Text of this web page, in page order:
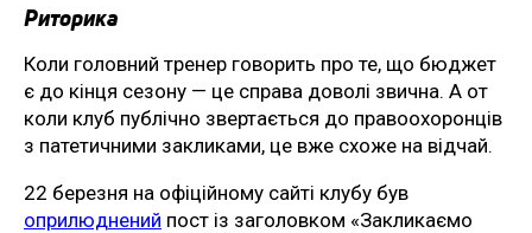
Риторика
Коли головний тренер говорить про те, що бюджет
є до кінця сезону — це справа доволі звична. А от
коли клуб публічно звертається до правоохоронців
з патетичними закликами, це вже схоже на відчай.
22 березня на офіційному сайті клубу був
оприлюднений пост із заголовком «Закликаємо